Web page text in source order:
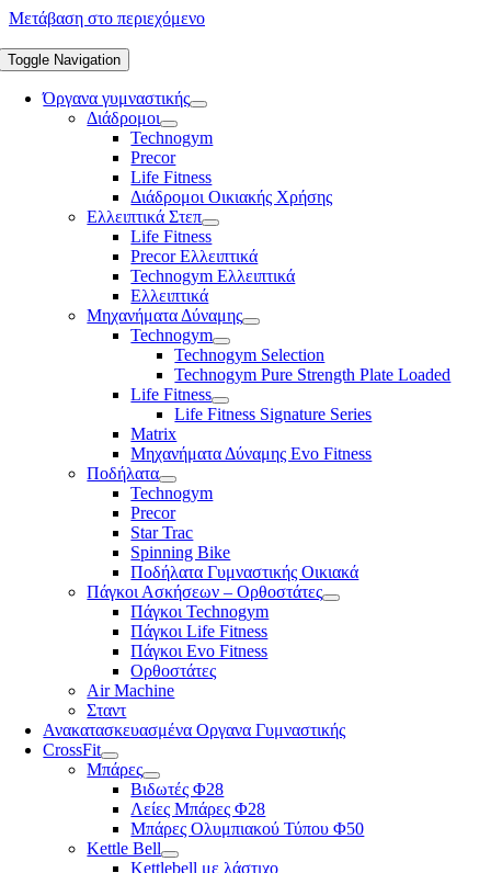
Μετάβαση στο περιεχόμενο
Toggle Navigation
Όργανα γυμναστικής
Διάδρομοι
Technogym
Precor
Life Fitness
Διάδρομοι Οικιακής Χρήσης
Ελλειπτικά Στεπ
Life Fitness
Precor Ελλειπτικά
Technogym Ελλειπτικά
Ελλειπτικά
Μηχανήματα Δύναμης
Technogym
Technogym Selection
Technogym Pure Strength Plate Loaded
Life Fitness
Life Fitness Signature Series
Matrix
Μηχανήματα Δύναμης Evo Fitness
Ποδήλατα
Technogym
Precor
Star Trac
Spinning Bike
Ποδήλατα Γυμναστικής Οικιακά
Πάγκοι Ασκήσεων – Ορθοστάτες
Πάγκοι Technogym
Πάγκοι Life Fitness
Πάγκοι Evo Fitness
Ορθοστάτες
Air Machine
Σταντ
Ανακατασκευασμένα Οργανα Γυμναστικής
CrossFit
Μπάρες
Βιδωτές Φ28
Λείες Μπάρες Φ28
Μπάρες Ολυμπιακού Τύπου Φ50
Kettle Bell
Kettlebell με λάστιχο